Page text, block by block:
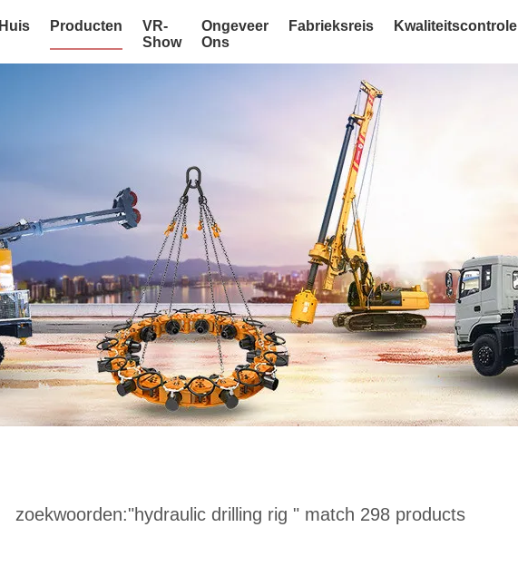
Huis Producten
VR-
Show
Ongeveer
Ons
Fabrieksreis Kwaliteitscontrole
zoekwoorden:"hydraulic drilling rig " match 298 products